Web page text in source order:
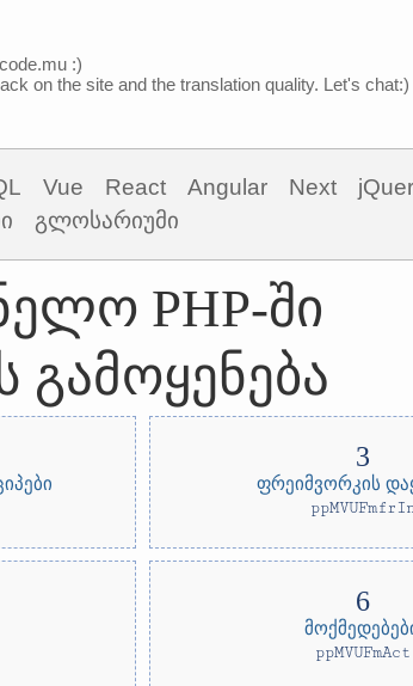
:)
on the site and the translation quality. Let's chat:)
Vue React Angular Next
გლოსარიუმი
PHP-ში
ფრეიმვორკის
ppMVUFmAct